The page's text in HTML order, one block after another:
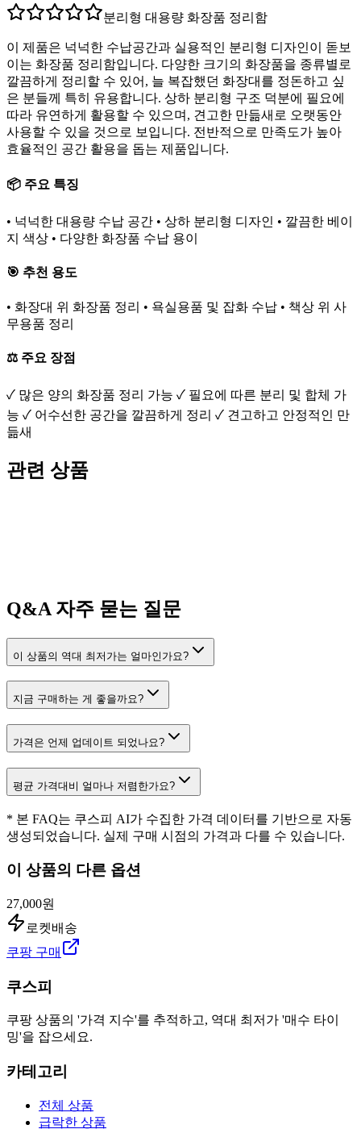
분리형 대용량 화장품 정리함
이 제품은 넉넉한 수납공간과 실용적인 분리형 디자인이 돋보
이는 화장품 정리함입니다. 다양한 크기의 화장품을 종류별로
깔끔하게 정리할 수 있어, 늘 복잡했던 화장대를 정돈하고 싶
은 분들께 특히 유용합니다. 상하 분리형 구조 덕분에 필요에
따라 유연하게 활용할 수 있으며, 견고한 만듦새로 오랫동안
사용할 수 있을 것으로 보입니다. 전반적으로 만족도가 높아
효율적인 공간 활용을 돕는 제품입니다.
📦 주요 특징
• 넉넉한 대용량 수납 공간 • 상하 분리형 디자인 • 깔끔한 베이
지 색상 • 다양한 화장품 수납 용이
🎯 추천 용도
• 화장대 위 화장품 정리 • 욕실용품 및 잡화 수납 • 책상 위 사
무용품 정리
⚖️ 주요 장점
✓ 많은 양의 화장품 정리 가능 ✓ 필요에 따른 분리 및 합체 가
능 ✓ 어수선한 공간을 깔끔하게 정리 ✓ 견고하고 안정적인 만
듦새
관련 상품
Q&A 자주 묻는 질문
이 상품의 역대 최저가는 얼마인가요?
지금 구매하는 게 좋을까요?
가격은 언제 업데이트 되었나요?
평균 가격대비 얼마나 저렴한가요?
* 본 FAQ는 쿠스피 AI가 수집한 가격 데이터를 기반으로 자동
생성되었습니다. 실제 구매 시점의 가격과 다를 수 있습니다.
이 상품의 다른 옵션
27,000원
로켓배송
쿠팡 구매
쿠스피
쿠팡 상품의 '가격 지수'를 추적하고, 역대 최저가 '매수 타이
밍'을 잡으세요.
카테고리
전체 상품
급락한 상품